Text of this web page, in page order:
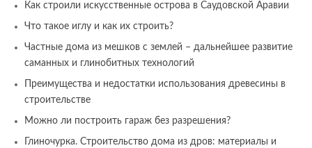
Как строили искусственные острова в Саудовской Аравии
Что такое иглу и как их строить?
Частные дома из мешков с землей – дальнейшее развитие
саманных и глинобитных технологий
Преимущества и недостатки использования древесины в
строительстве
Можно ли построить гараж без разрешения?
Глиночурка. Строительство дома из дров: материалы и